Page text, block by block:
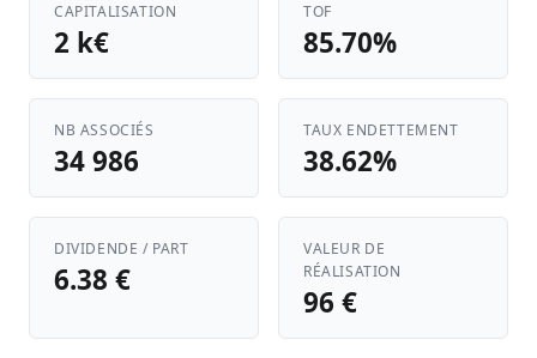
CAPITALISATION
2 k€
TOF
85.70%
NB ASSOCIÉS
34 986
TAUX ENDETTEMENT
38.62%
DIVIDENDE / PART
6.38 €
VALEUR DE
RÉALISATION
96 €